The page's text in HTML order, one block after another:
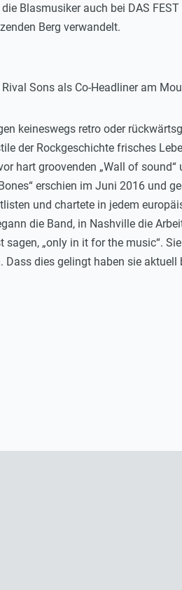
Blasmusiker auch bei DAS
Berg verwandelt.
Sons als Co-Headliner am
keineswegs retro oder
der Rockgeschichte frisches
hart groovenden „Wall of sound“
erschien im Juni 2016 und
und chartete in jedem
die Band, in Nashville die
„only in it for the music“.
dies gelingt haben sie aktuell